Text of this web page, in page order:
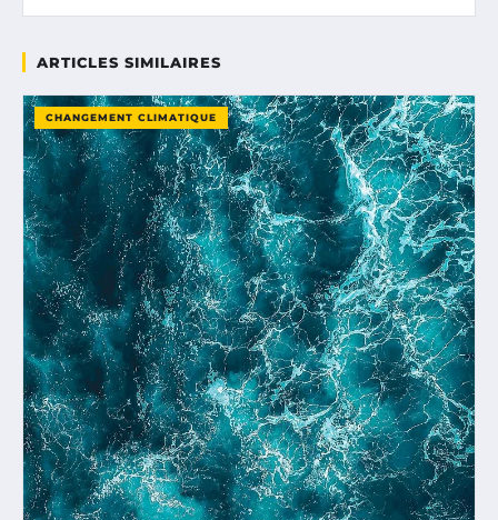
ARTICLES SIMILAIRES
CHANGEMENT CLIMATIQUE